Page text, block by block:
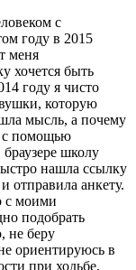
с
году в 2015
меня
хочется быть
году я чисто
которую
мысль, а почему
с помощью
школу
нашла ссылку
анкету.
с моими
подобрать
не беру
ориентируюсь в
при ходьбе,